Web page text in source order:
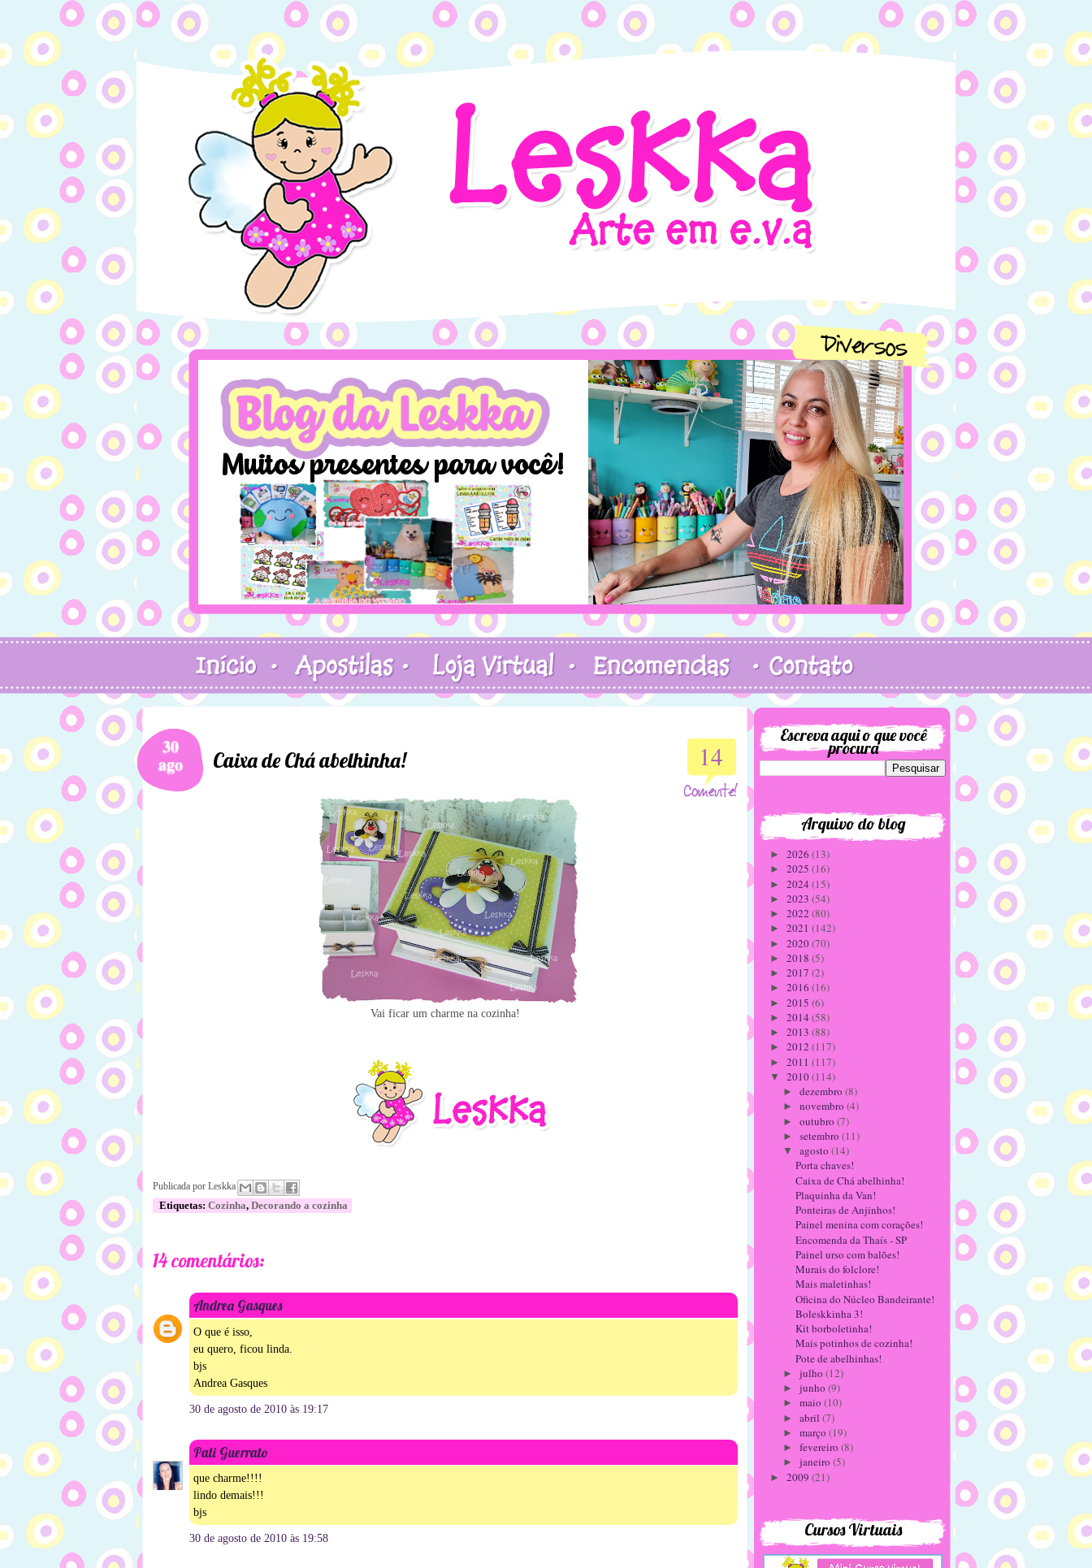
30
ago 14
Caixa de Chá abelhinha!
Vai ficar um charme na cozinha!
Publicada por Leskka
Etiquetas: Cozinha, Decorando a cozinha
14 comentários:
Andrea Gasques
O que é isso,
eu quero, ficou linda.
bjs
Andrea Gasques
30 de agosto de 2010 às 19:17
Pati Guerrato
que charme!!!!
lindo demais!!!
bjs
30 de agosto de 2010 às 19:58
Escreva aqui o que você
procura
Arquivo do blog
► 2026 (13)
► 2025 (16)
► 2024 (15)
► 2023 (54)
► 2022 (80)
► 2021 (142)
► 2020(70)
► 2018 (5)
► 2017 (2)
► 2016 (16)
► 2015 (6)
► 2014 (58)
► 2013 (88)
► 2012 (117)
► 2011 (117)
▼ 2010(114)
► dezembro (8)
► novembro (4)
► outubro (7)
► setembro (11)
▼ agosto (14)
Porta chaves!
Caixa de Chá abelhinha!
Plaquinha da Van!
Ponteiras de Anjinhos!
Painel menina com corações!
Encomenda da Thaís - SP
Painel urso com balões!
Murais do folclore!
Mais maletinhas!
Oficina do Núcleo Bandeirante!
Boleskkinha 3!
Kit borboletinha!
Mais potinhos de cozinha!
Pote de abelhinhas!
► julho (12)
► junho (9)
► maio (10)
► abril (7)
► março (19)
► fevereiro (8)
► janeiro (5)
► 2009 (21)
Cursos Virtuais